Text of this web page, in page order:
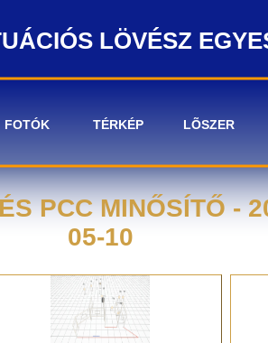
LÖVÉSZ
FOTÓK TÉRKÉP LÕSZER
PCC MINŐSÍTŐ -
05-10